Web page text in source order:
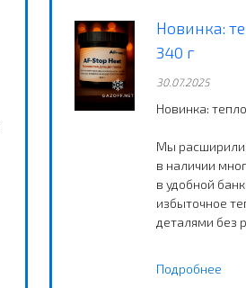
Новинка:
340 г
30.07.2025
Новинка:
Мы расширили
в наличии
в удобной
избыточное
деталями без
Подробнее